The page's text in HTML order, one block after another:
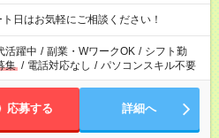
はお気軽にご相談ください！
活躍中 / 副業・WワークOK / シフト勤
集 / 電話対応なし / パソコンスキル不要
応募する 詳細へ